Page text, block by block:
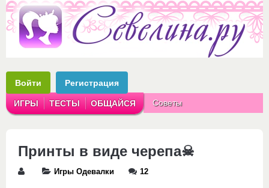
Войти Регистрация
ИГРЫ ТЕСТЫ ОБЩАЙСЯ Советы
Принты в виде черепа☠
Игры Одевалки 12